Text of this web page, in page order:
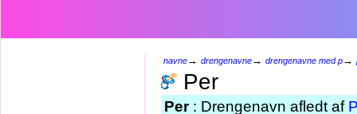
navne→ drengenavne→ drengenavne med p→
Per
Per: Drengenavn afledt af